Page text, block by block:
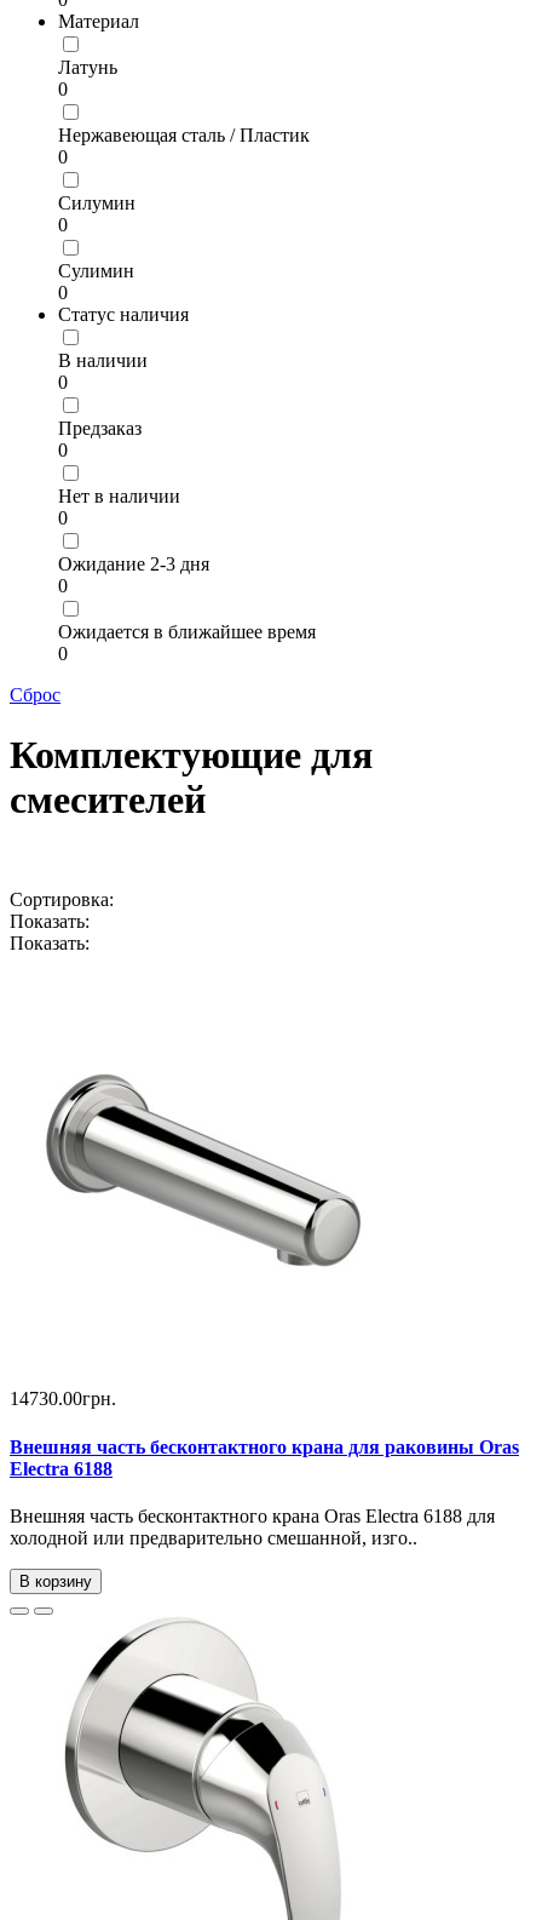
Материал
Латунь
0
Нержавеющая сталь / Пластик
0
Силумин
0
Сулимин
0
Статус наличия
В наличии
0
Предзаказ
0
Нет в наличии
0
Ожидание 2-3 дня
0
Ожидается в ближайшее время
0
Сброс
Комплектующие для
смесителей
Сортировка:
Показать:
Показать:
14730.00грн.
Внешняя часть бесконтактного крана для раковины Oras
Electra 6188
Внешняя часть бесконтактного крана Oras Electra 6188 для
холодной или предварительно смешанной, изго..
В корзину